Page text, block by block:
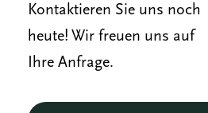
Kontaktieren Sie uns noch
heute! Wir freuen uns auf
Ihre Anfrage.